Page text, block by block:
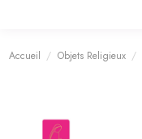
Accueil Objets Religieux